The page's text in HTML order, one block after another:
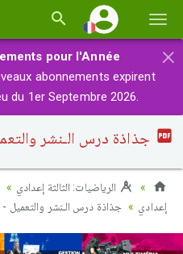
la×
pour l'Année
abonnements expirent
du 1er Septembre 2026.
جذاذة درس الـنشر
الرياضيات: الثالثة إعدادي
إعدادي
جذاذة درس الـنشر والتعميل -